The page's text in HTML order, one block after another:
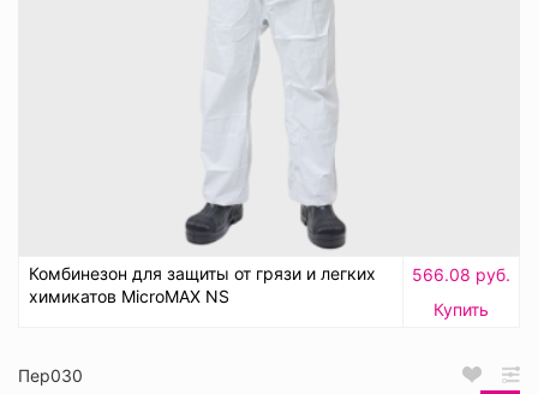
Комбинезон для защиты от грязи и легких
химикатов MicroMAX NS
566.08 руб.
Купить
Пер030